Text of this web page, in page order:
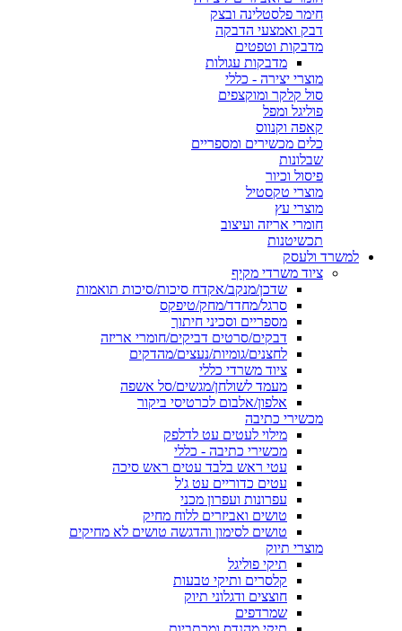
חימר פלסטלינה ובצק
דבק ואמצעי הדבקה
מדבקות וטפטים
מדבקות עגולות
מוצרי יצירה - כללי
סול קלקר ומוקצפים
פוליגל ומפל
קאפה וקנווס
כלים מכשירים ומספריים
שבלונות
פיסול וכיור
מוצרי טקסטיל
מוצרי עץ
חומרי אריזה ועיצוב
תכשיטנות
למשרד ולעסק
ציוד משרדי מקיף
שדכן/מנקב/אקדח סיכות/סיכות תואמות
סרגל/מחדד/מחק/טיפקס
מספריים וסכיני חיתוך
דבקים/סרטים דביקים/חומרי אריזה
לחצנים/גומיות/נעצים/מהדקים
ציוד משרדי כללי
מעמד לשולחן/מגשים/סל אשפה
אלפון/אלבום לכרטיסי ביקור
מכשירי כתיבה
מילוי לעטים עט לדלפק
מכשירי כתיבה - כללי
עטי ראש בלבד עטים ראש סיכה
עטים כדוריים עט ג'ל
עפרונות ועפרון מכני
טושים ואביזרים ללוח מחיק
טושים לסימון והדגשה טושים לא מחיקים
מוצרי תיוק
תיקי פוליגל
קלסרים ותיקי טבעות
חוצצים ודגלוני תיוק
שמרדפים